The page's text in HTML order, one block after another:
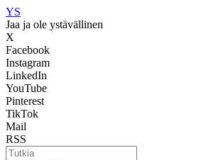
YS
Jaa ja ole ystävällinen
X
Facebook
Instagram
LinkedIn
YouTube
Pinterest
TikTok
Mail
RSS